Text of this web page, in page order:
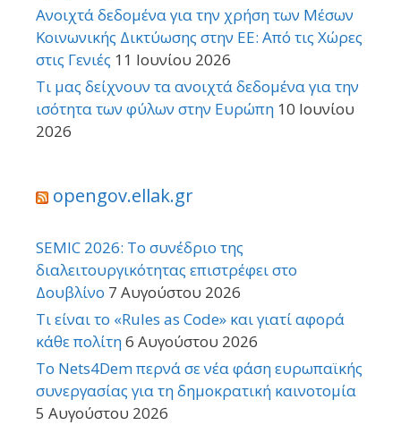
Ανοιχτά δεδομένα για την χρήση των Μέσων
Κοινωνικής Δικτύωσης στην ΕΕ: Από τις Χώρες
στις Γενιές 11 Ιουνίου 2026
Τι μας δείχνουν τα ανοιχτά δεδομένα για την
ισότητα των φύλων στην Ευρώπη 10 Ιουνίου
2026
opengov.ellak.gr
SEMIC 2026: Το συνέδριο της
διαλειτουργικότητας επιστρέφει στο
Δουβλίνο 7 Αυγούστου 2026
Τι είναι το «Rules as Code» και γιατί αφορά
κάθε πολίτη6 Αυγούστου 2026
Το Nets4Dem περνά σε νέα φάση ευρωπαϊκής
συνεργασίας για τη δημοκρατική καινοτομία
5 Αυγούστου 2026